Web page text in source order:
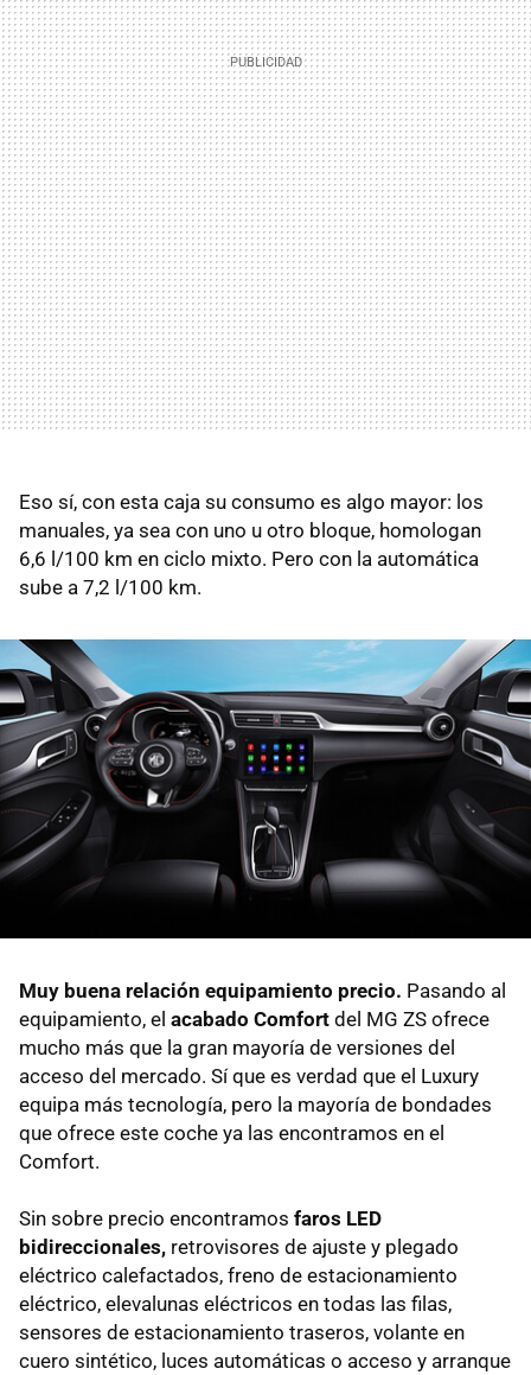
Eso sí, con esta caja su consumo es algo mayor: los
manuales, ya sea con uno u otro bloque, homologan
6,6 l/100 km en ciclo mixto. Pero con la automática
sube a 7,2 l/100 km.
Muy buena relación equipamiento precio. Pasando al
equipamiento, el acabado Comfort del MG ZS ofrece
mucho más que la gran mayoría de versiones del
acceso del mercado. Sí que es verdad que el Luxury
equipa más tecnología, pero la mayoría de bondades
que ofrece este coche ya las encontramos en el
Comfort.
Sin sobre precio encontramos faros LED
bidireccionales, retrovisores de ajuste y plegado
eléctrico calefactados, freno de estacionamiento
eléctrico, elevalunas eléctricos en todas las filas,
sensores de estacionamiento traseros, volante en
cuero sintético, luces automáticas o acceso y arranque